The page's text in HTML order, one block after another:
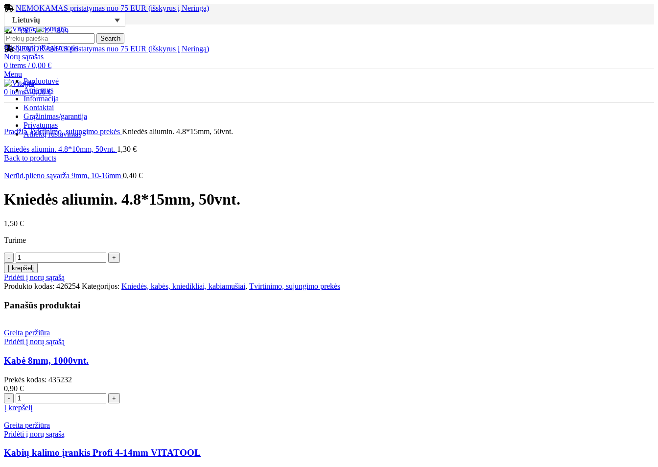
NEMOKAMAS pristatymas nuo 75 EUR (išskyrus į Neringą)
Lietuvių
+370-5-232-3399
sales@vitagra.lt
NEMOKAMAS pristatymas nuo 75 EUR (išskyrus į Neringą)
Search
Prisijungti / Registruotis
Norų sąrašas
0 items / 0,00 €
Menu
0 items / 0,00€
Parduotuvė
Apie mus
Informacija
Kontaktai
Grąžinimas/garantija
Privatumas
Atliekų rūšiavimas
PradžiaTvirtinimo, sujungimo prekės Kniedės aliumin. 4.8*15mm, 50vnt.
Kniedės aliumin. 4.8*10mm, 50vnt. 1,30 €
Back to products
Nerūd.plieno sąvarža 9mm, 10-16mm 0,40 €
Kniedės aliumin. 4.8*15mm, 50vnt.
1,50 €
Turime
produkto
kiekis:
Kniedės
aliumin.
4.8*15mm,
50vnt.
Į krepšelį
Pridėti į norų sąrašą
Produkto kodas: 426254 Kategorijos: Kniedės, kabės, kniedikliai, kabiamušiai, Tvirtinimo, sujungimo prekės
Panašūs produktai
Greita peržiūra
Pridėti į norų sąrašą
Kabė 8mm, 1000vnt.
Prekės kodas: 435232
0,90 €
produkto
kiekis:
Kabė
8mm,
1000vnt.
Į krepšelį
Greita peržiūra
Pridėti į norų sąrašą
Kabių kalimo įrankis Profi 4-14mm VITATOOL